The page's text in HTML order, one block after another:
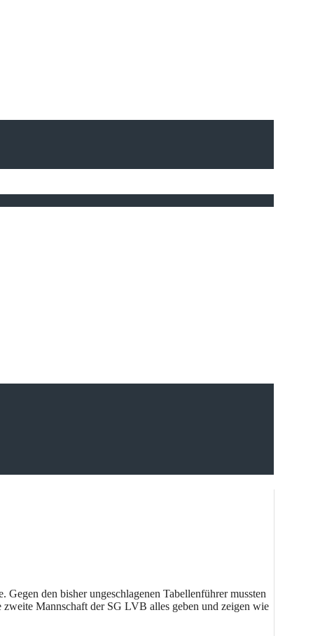
den bisher ungeschlagenen Tabellenführer mussten
Mannschaft der SG LVB alles geben und zeigen wie